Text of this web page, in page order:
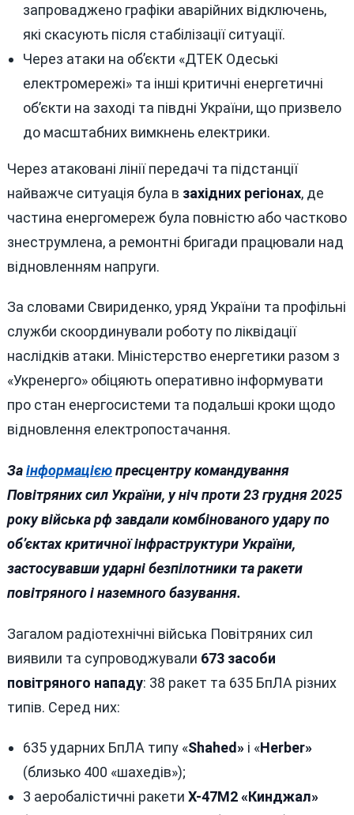
запроваджено графіки аварійних відключень,
які скасують після стабілізації ситуації.
Через атаки на об’єкти «ДТЕК Одеські
електромережі» та інші критичні енергетичні
об’єкти на заході та півдні України, що призвело
до масштабних вимкнень електрики.
Через атаковані лінії передачі та підстанції
найважче ситуація була в західних регіонах, де
частина енергомереж була повністю або частково
знеструмлена, а ремонтні бригади працювали над
відновленням напруги.
За словами Свириденко, уряд України та профільні
служби скоординували роботу по ліквідації
наслідків атаки. Міністерство енергетики разом з
«Укренерго» обіцяють оперативно інформувати
про стан енергосистеми та подальші кроки щодо
відновлення електропостачання.
Заінформацієюпресцентру командування
Повітряних сил України, у ніч проти 23 грудня 2025
року війська рф завдали комбінованого удару по
об’єктах критичної інфраструктури України,
застосувавши ударні безпілотники та ракети
повітряного і наземного базування.
Загалом радіотехнічні війська Повітряних сил
виявили та супроводжували 673 засоби
повітряного нападу: 38 ракет та 635 БпЛА різних
типів. Серед них:
635 ударних БпЛА типу «Shahed»і «Herber»
(близько 400 «шахедів»);
3 аеробалістичні ракети Х-47М2 «Кинджал»